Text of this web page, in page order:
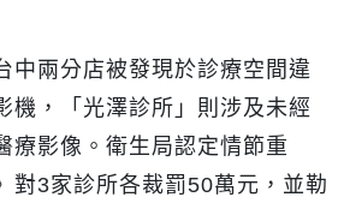
中兩分店被發現於診療空間違
機，「光澤診所」則涉及未經
療影像。衛生局認定情節重
對3家診所各裁罰50萬元，並勒